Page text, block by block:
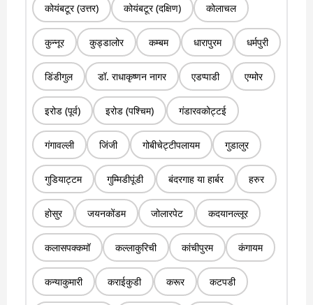
कोयंबटूर (उत्तर) कोयंबटूर (दक्षिण) कोलाचल
कुन्नूर कुड्डालोर कम्बम धारापुरम धर्मपुरी
डिंडीगुल डॉ. राधाकृष्णन नागर एडप्पाडी एग्मोर
इरोड (पूर्व) इरोड (पश्चिम) गंडारवकोट्टई
गंगावल्ली जिंजी गोबीचेट्टीपलायम गुडालुर
गुडियाट्टम गुम्मिडीपूंडी बंदरगाह या हार्बर हरुर
होसुर जयनकोंडम जोलारपेट कदयानल्लूर
कलासपक्कमॉ कल्लाकुरिची कांचीपुरम कंगायम
कन्याकुमारी कराईकुडी करूर कटपडी